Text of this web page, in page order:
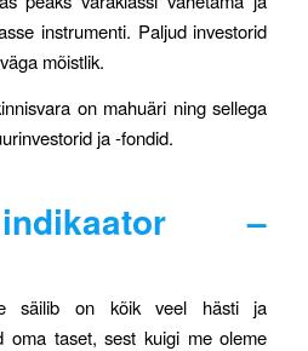
instrumenti. Paljud investorid
mõistlik.
on mahuäri ning sellega
ja -fondid.
–
säilib on kõik veel hästi ja
oma taset, sest kuigi me oleme